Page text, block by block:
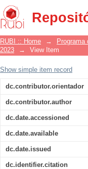
Conservação
das
de Janeiro.
RUBI :: Home →
2023
→ View Item
Show simple item record
dc.contributor.orientador
dc.contributor.author
dc.date.accessioned
dc.date.available
dc.date.issued
dc.identifier.citation